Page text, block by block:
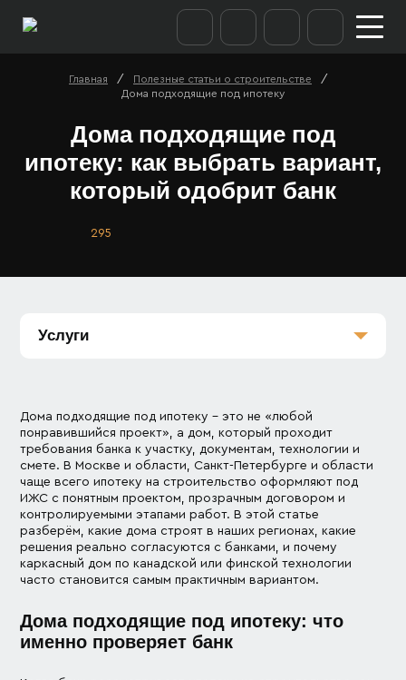
Главная / Полезные статьи о строительстве
/
Дома подходящие под ипотеку
Дома подходящие под
ипотеку: как выбрать вариант,
который одобрит банк
295
Дома подходящие под ипотеку – это не «любой
понравившийся проект», а дом, который проходит
требования банка к участку, документам, технологии и
смете. В Москве и области, Санкт-Петербурге и области
чаще всего ипотеку на строительство оформляют под
ИЖС с понятным проектом, прозрачным договором и
контролируемыми этапами работ. В этой статье
разберём, какие дома строят в наших регионах, какие
решения реально согласуются с банками, и почему
каркасный дом по канадской или финской технологии
часто становится самым практичным вариантом.
Дома подходящие под ипотеку: что
именно проверяет банк
Услуги
Финские дома
Дачные дома
Проектирование